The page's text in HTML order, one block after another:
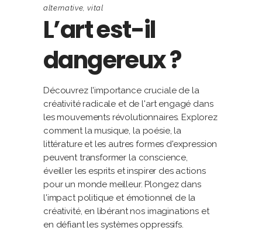
alternative,vital
L’art est-il
dangereux ?
Découvrez l'importance cruciale de la
créativité radicale et de l'art engagé dans
les mouvements révolutionnaires. Explorez
comment la musique, la poésie, la
littérature et les autres formes d'expression
peuvent transformer la conscience,
éveiller les esprits et inspirer des actions
pour un monde meilleur. Plongez dans
l'impact politique et émotionnel de la
créativité, en libérant nos imaginations et
en défiant les systèmes oppressifs.